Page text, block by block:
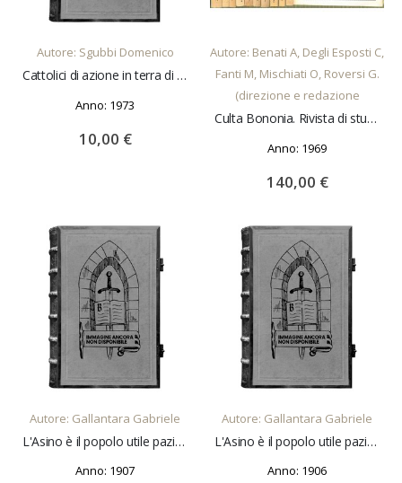
AGGIUNGI AL CARRELLO
Autore: Sgubbi Domenico
Cattolici di azione in terra di Romagna. (1890-1904)
Anno: 1973
10,00 €
AGGIUNGI AL CARRELLO
Autore: Benati A, Degli Esposti C,
Fanti M, Mischiati O, Roversi G.
(direzione e redazione
Culta Bononia. Rivista di studi bolognesi. Anno I, II, III, IV, V. Tutto il pubblicato
Anno: 1969
140,00 €
AGGIUNGI AL CARRELLO
Autore: Gallantara Gabriele
L'Asino è il popolo utile paziente e bastonato anno XVI, 1907. Annata completa
Anno: 1907
AGGIUNGI AL CARRELLO
Autore: Gallantara Gabriele
L'Asino è il popolo utile paziente e bastonato anno XV, 1906. Annata completa
Anno: 1906